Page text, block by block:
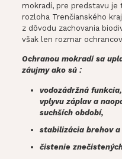
mokradí, pre predstavu je
rozloha Trenčianského
z dôvodu zachovania
však len rozmar
Ochranou mokradí sa
záujmy ako sú :
vodozádržná
vplyvu záplav a
suchších období,
stabilizácia brehov
čistenie